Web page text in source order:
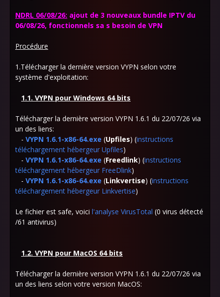
NDRL 06/08/26: ajout de 3 nouveaux bundle IPTV du
06/08/26, fonctionnels sa s besoin de VPN
Procédure
1.Télécharger la dernière version VYPN selon votre
système d'exploitation:
1.1. VYPN pour Windows 64 bits
Télécharger la dernière version VYPN 1.6.1 du 22/07/26 via
un des liens:
- VYPN 1.6.1-x86-64.exe (Upfiles) (instructions
téléchargement hébergeur Upfiles)
- VYPN 1.6.1-x86-64.exe (Freedlink) (instructions
téléchargement hébergeur FreeDlink)
- VYPN 1.6.1-x86-64.exe (Linkvertise) (instructions
téléchargement hébergeur Linkvertise)
Le fichier est safe, voici l'analyse VirusTotal (0 virus détecté
/61 antivirus)
1.2. VYPN pour MacOS 64 bits
Télécharger la dernière version VYPN 1.6.1 du 22/07/26 via
un des liens selon votre version MacOS: